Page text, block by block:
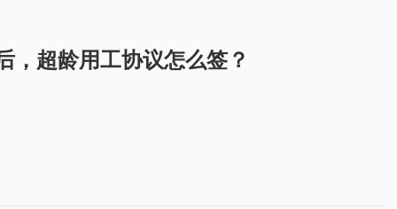
，超龄用工协议怎么签？